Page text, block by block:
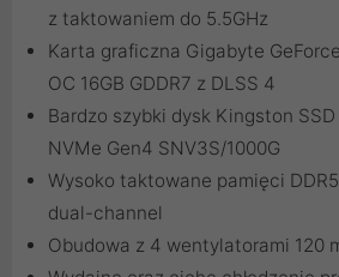
z taktowaniem do 5.5GHz
Karta graficzna Gigabyte
OC 16GB GDDR7 z DLSS 4
Bardzo szybki dysk Kingston
NVMe Gen4 SNV3S/1000G
Wysoko taktowane pamięci
dual-channel
Obudowa z 4 wentylatorami 120